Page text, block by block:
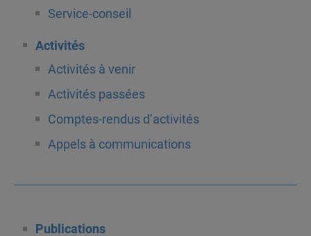
Service-conseil
Activités
Activités à venir
Activités passées
Comptes-rendus d’activités
Appels à communications
Publications